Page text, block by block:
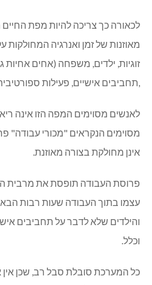
לכאורה כך צריכה להיות מפת
מאוזנות של זמן ואנרגיה המחולקות
זוגיות, ילדים, משפחה (אחים אחיות
,תחביבים אישיים, פעילות
לאנשים מסוימים המפה הזו אינה
מסוימים הנקראים "מכורי עבודה"
אינן מחולקת בצורה מאוזנת.
פרוסת העבודה תופסת את מרבית
עצמו בתוך העבודה שעות רבות
והילדים שלא לדבר על תחביבים
וכלל.
כל המערכת סובלת סבל רב, שכן